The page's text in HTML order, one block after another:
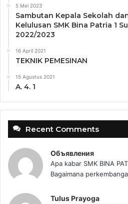
5 Mei 2023
Sambutan Kepala Sekolah
Kelulusan SMK Bina Patria 1
2022/2023
16 April 2021
TEKNIK PEMESINAN
15 Agustus 2021
A. 4. 1
Recent Comments
Объявления
Apa kabar SMK BINA
Bagaimana
Tulus Prayoga